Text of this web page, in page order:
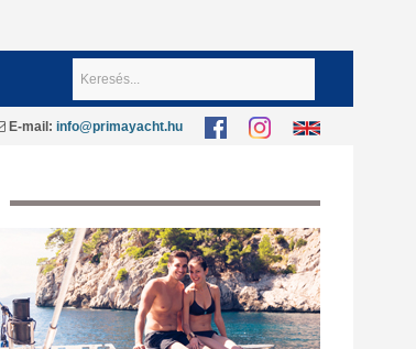
E-mail: info@primayacht.hu
Keresés...